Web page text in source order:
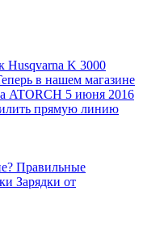
Husqvarna K 3000
в нашем магазине
ATORCH 5 июня 2016
прямую линию
Правильные
Зарядки от